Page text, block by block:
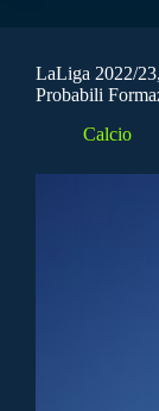
LaLiga 2022/
Probabili
Calcio